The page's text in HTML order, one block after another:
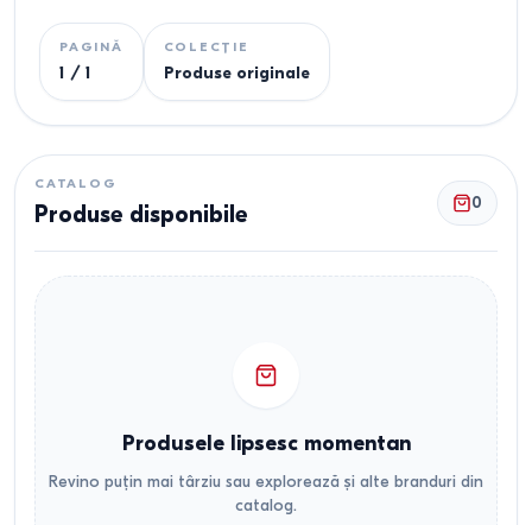
PAGINĂ
1 / 1
COLECȚIE
Produse originale
CATALOG
Produse disponibile 0
Produsele lipsesc momentan
Revino puțin mai târziu sau explorează și alte branduri din
catalog.